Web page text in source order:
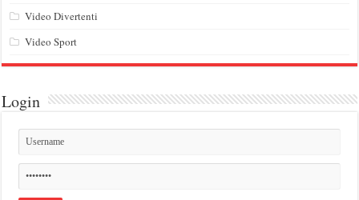
Video Divertenti
Video Sport
Login